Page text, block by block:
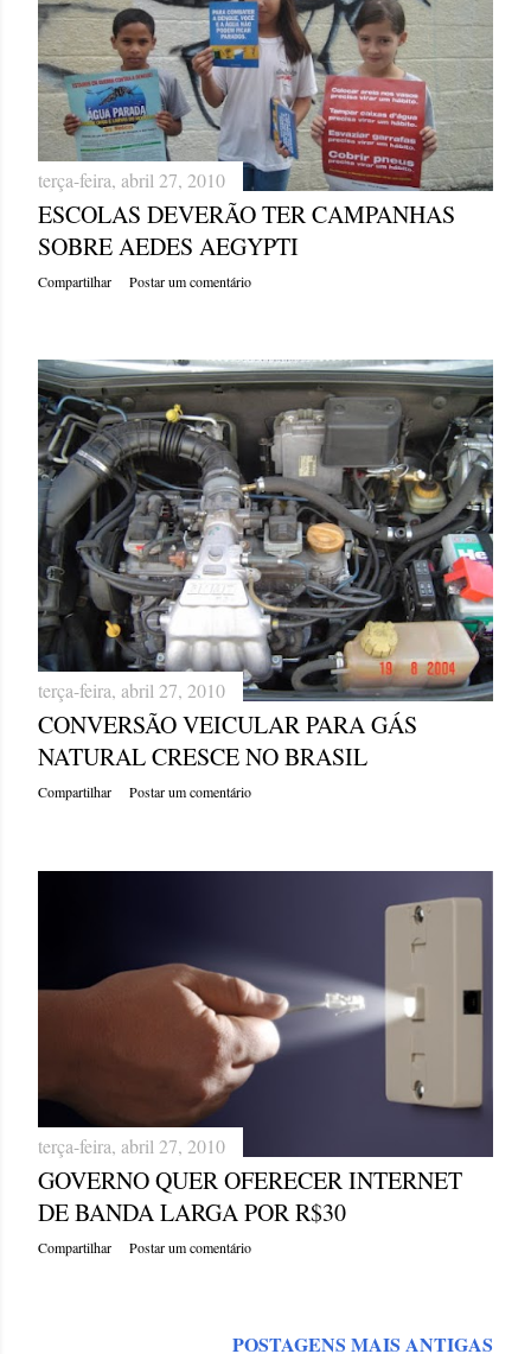
terça-feira, abril 27, 2010
ESCOLAS DEVERÃO TER CAMPANHAS
SOBRE AEDES AEGYPTI
Compartilhar Postar um comentário
terça-feira, abril 27, 2010
CONVERSÃO VEICULAR PARA GÁS
NATURAL CRESCE NO BRASIL
Compartilhar Postar um comentário
terça-feira, abril 27, 2010
GOVERNO QUER OFERECER INTERNET
DE BANDA LARGA POR R$30
Compartilhar Postar um comentário
POSTAGENS MAIS ANTIGAS